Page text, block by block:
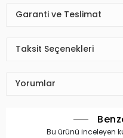
Garanti ve Teslimat
Taksit Seçenekleri
Yorumlar
Bu ürünü inceleyen